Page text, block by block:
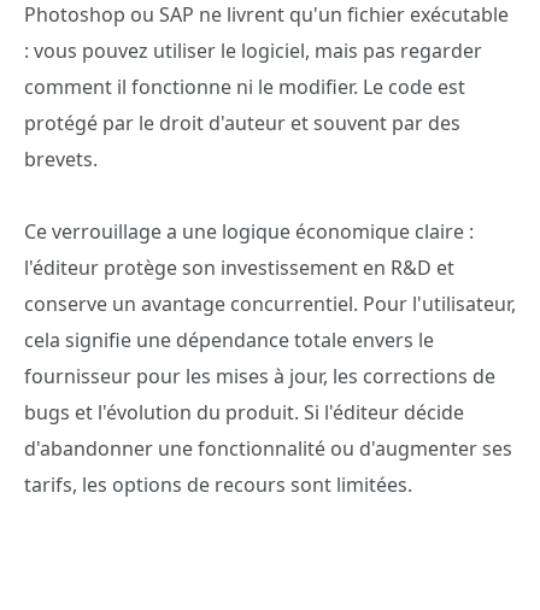
Photoshop ou SAP ne livrent qu'un fichier exécutable
: vous pouvez utiliser le logiciel, mais pas regarder
comment il fonctionne ni le modifier. Le code est
protégé par le droit d'auteur et souvent par des
brevets.
Ce verrouillage a une logique économique claire :
l'éditeur protège son investissement en R&D et
conserve un avantage concurrentiel. Pour l'utilisateur,
cela signifie une dépendance totale envers le
fournisseur pour les mises à jour, les corrections de
bugs et l'évolution du produit. Si l'éditeur décide
d'abandonner une fonctionnalité ou d'augmenter ses
tarifs, les options de recours sont limitées.